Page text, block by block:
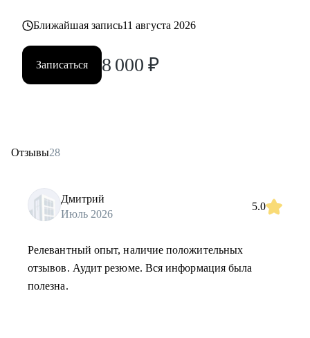
Ближайшая запись11 августа 2026
Записаться 8 000 ₽
Отзывы28
Дмитрий
Июль 2026
5.0
Релевантный опыт, наличие положительных
отзывов. Аудит резюме. Вся информация была
полезна.